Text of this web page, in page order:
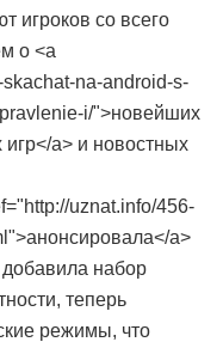
игроков со всего
о <a
na-android-s-
i/">новейших
a> и новостных
uznat.info/456-
a>
набор
теперь
режимы, что